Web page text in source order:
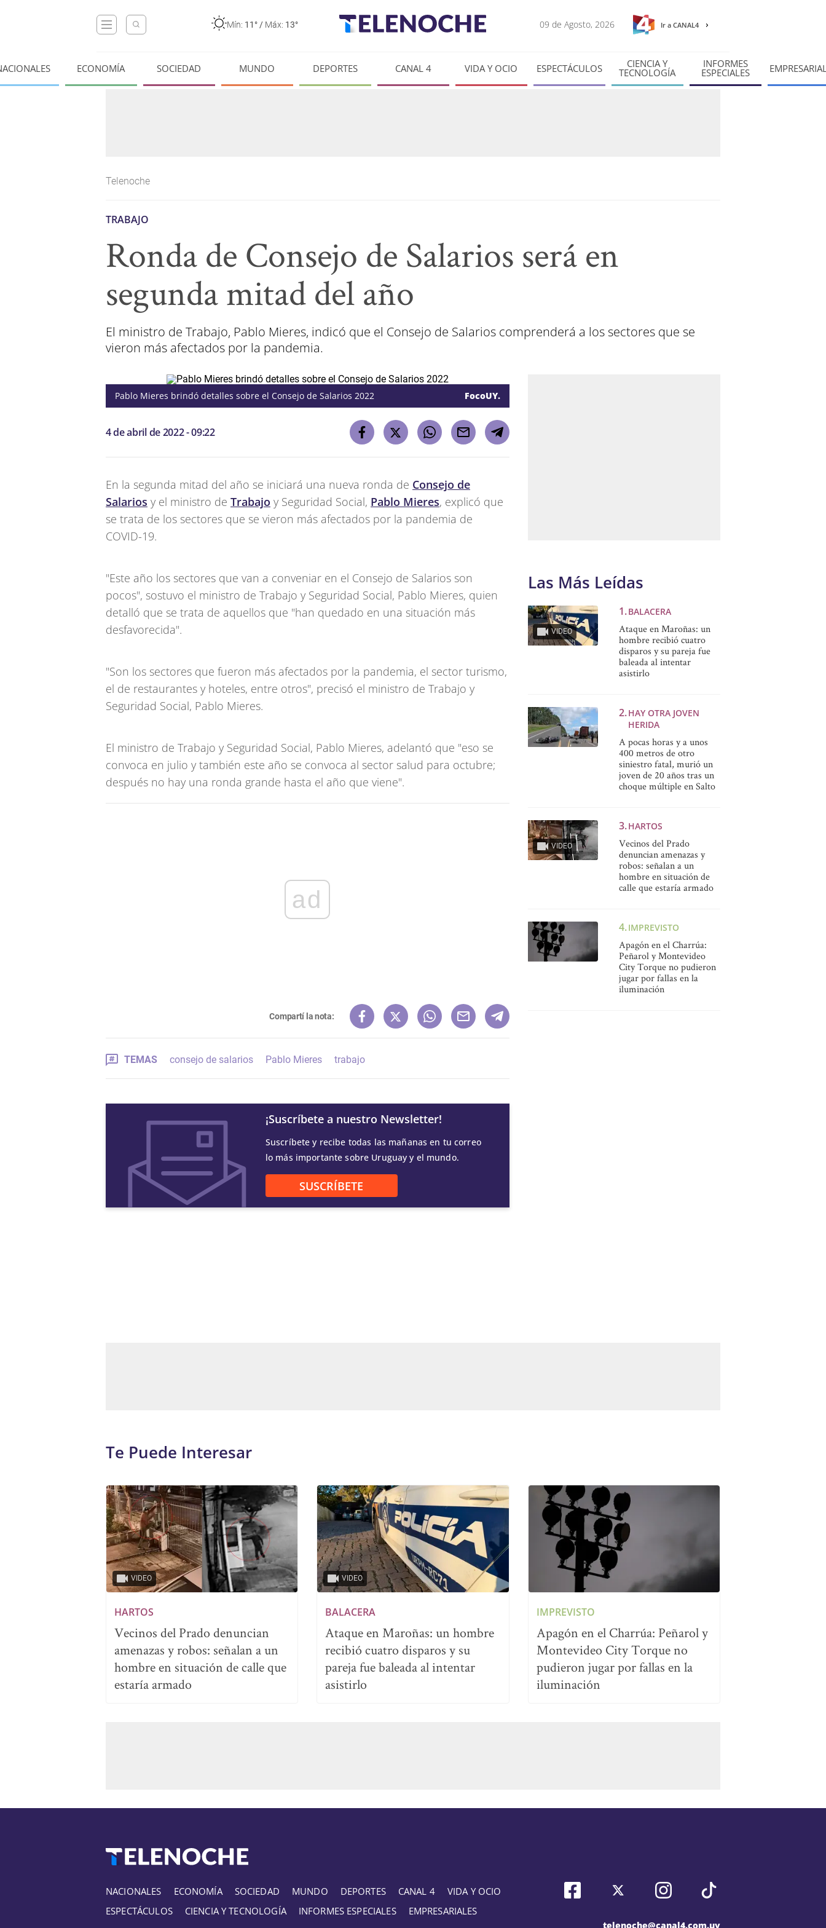
Mín: 11° / Máx: 13° 09 de Agosto, 2026 Ir a CANAL4
ECONOMÍA SOCIEDAD MUNDO DEPORTES CANAL 4 VIDA Y OCIO ESPECTÁCULOS CIENCIA Y
TECNOLOGÍA
INFORMES
ESPECIALES
Telenoche
TRABAJO
Ronda de Consejo de Salarios será en
segunda mitad del año
El ministro de Trabajo, Pablo Mieres, indicó que el Consejo de Salarios comprenderá a los sectores que se
vieron más afectados por la pandemia.
Pablo Mieres brindó detalles sobre el Consejo de Salarios 2022 FocoUY.
4 de abril de 2022 - 09:22
En la segunda mitad del año se iniciará una nueva ronda de Consejo de
Salarios y el ministro de Trabajo y Seguridad Social, Pablo Mieres, explicó que
se trata de los sectores que se vieron más afectados por la pandemia de
COVID-19.
"Este año los sectores que van a conveniar en el Consejo de Salarios son
pocos", sostuvo el ministro de Trabajo y Seguridad Social, Pablo Mieres, quien
detalló que se trata de aquellos que "han quedado en una situación más
desfavorecida".
"Son los sectores que fueron más afectados por la pandemia, el sector turismo,
el de restaurantes y hoteles, entre otros", precisó el ministro de Trabajo y
Seguridad Social, Pablo Mieres.
El ministro de Trabajo y Seguridad Social, Pablo Mieres, adelantó que "eso se
convoca en julio y también este año se convoca al sector salud para octubre;
después no hay una ronda grande hasta el año que viene".
ad
Compartí la nota:
TEMAS consejo de salarios Pablo Mieres trabajo
¡Suscríbete a nuestro Newsletter!
Suscríbete y recibe todas las mañanas en tu correo
lo más importante sobre Uruguay y el mundo.
SUSCRÍBETE
Las Más Leídas
VIDEO
BALACERA
Ataque en Maroñas: un
hombre recibió cuatro
disparos y su pareja fue
baleada al intentar
asistirlo
HAY OTRA JOVEN
HERIDA
A pocas horas y a unos
400 metros de otro
siniestro fatal, murió un
joven de 20 años tras un
choque múltiple en Salto
VIDEO
HARTOS
Vecinos del Prado
denuncian amenazas y
robos: señalan a un
hombre en situación de
calle que estaría armado
IMPREVISTO
Apagón en el Charrúa:
Peñarol y Montevideo
City Torque no pudieron
jugar por fallas en la
iluminación
Te Puede Interesar
VIDEO
HARTOS
Vecinos del Prado denuncian
amenazas y robos: señalan a un
hombre en situación de calle que
estaría armado
VIDEO
BALACERA
Ataque en Maroñas: un hombre
recibió cuatro disparos y su
pareja fue baleada al intentar
asistirlo
IMPREVISTO
Apagón en el Charrúa: Peñarol y
Montevideo City Torque no
pudieron jugar por fallas en la
iluminación
NACIONALES ECONOMÍA SOCIEDAD MUNDO DEPORTES CANAL 4
VIDA Y OCIO
ESPECTÁCULOS
CIENCIA Y TECNOLOGÍA INFORMES ESPECIALES EMPRESARIALES
telenoche@canal4.com.uy